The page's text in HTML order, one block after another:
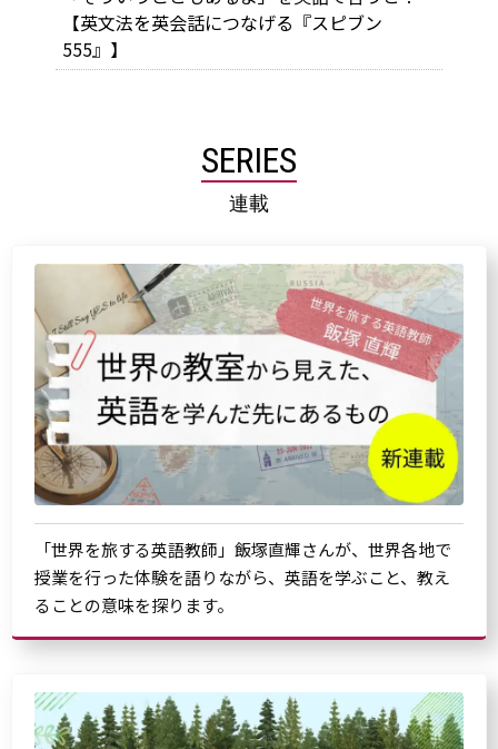
【英文法を英会話につなげる『スピブン
555』】
SERIES
連載
「世界を旅する英語教師」飯塚直輝さんが、世界各地で
授業を行った体験を語りながら、英語を学ぶこと、教え
ることの意味を探ります。